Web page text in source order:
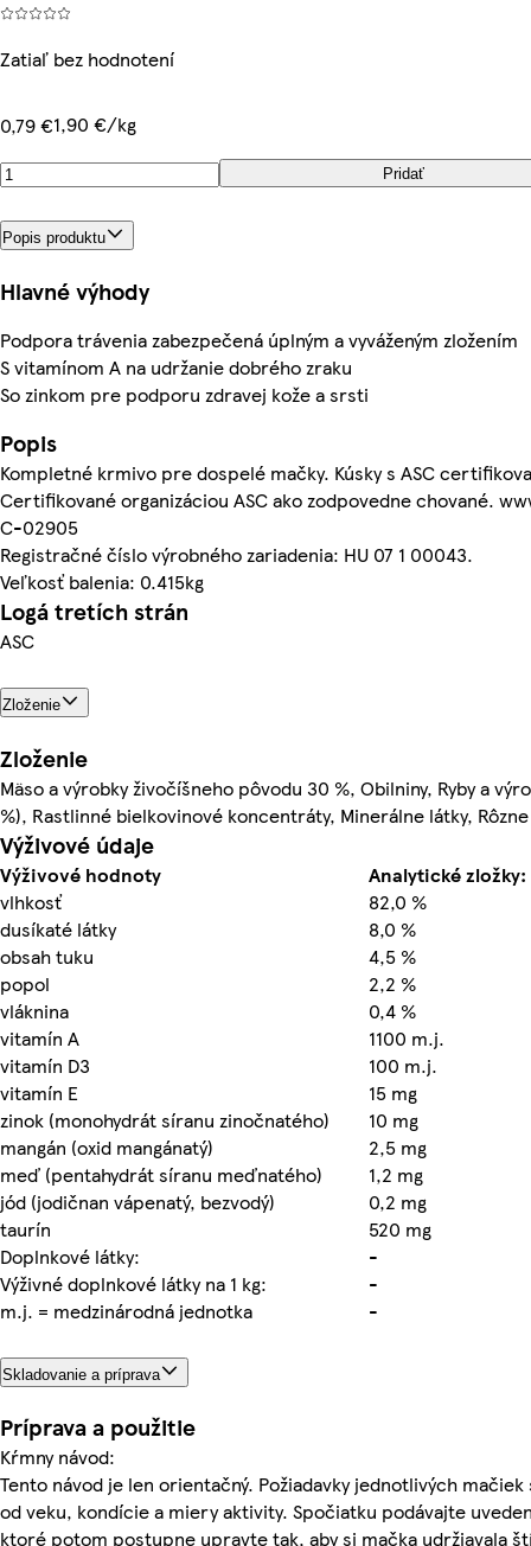
Zatiaľ bez hodnotení
0,79 €1,90 €/kg
Pridať
Popis produktu
Hlavné výhody
Podpora trávenia zabezpečená úplným a vyváženým zložením
S vitamínom A na udržanie dobrého zraku
So zinkom pre podporu zdravej kože a srsti
Popis
Kompletné krmivo pre dospelé mačky. Kúsky s ASC
Certifikované organizáciou ASC ako zodpovedne chované.
C-02905
Registračné číslo výrobného zariadenia: HU 07 1 00043.
Veľkosť balenia: 0.415kg
Logá tretích strán
ASC
Zloženie
Zloženie
Mäso a výrobky živočíšneho pôvodu 30 %, Obilniny, Ryby a
%), Rastlinné bielkovinové koncentráty, Minerálne látky,
Výživové údaje
Výživové hodnoty
Analytické zložky:
vlhkosť
82,0 %
dusíkaté látky
8,0 %
obsah tuku
4,5 %
popol
2,2 %
vláknina
0,4 %
vitamín A
1100 m.j.
vitamín D3
100 m.j.
vitamín E
15 mg
zinok (monohydrát síranu zinočnatého)
10 mg
mangán (oxid mangánatý)
2,5 mg
meď (pentahydrát síranu meďnatého)
1,2 mg
jód (jodičnan vápenatý, bezvodý)
0,2 mg
taurín
520 mg
Doplnkové látky:
-
Výživné doplnkové látky na 1 kg:
-
m.j. = medzinárodná jednotka
-
Skladovanie a príprava
Príprava a použitie
Kŕmny návod:
Tento návod je len orientačný. Požiadavky jednotlivých
od veku, kondície a miery aktivity. Spočiatku podávajte
ktoré potom postupne upravte tak, aby si mačka udržiavala